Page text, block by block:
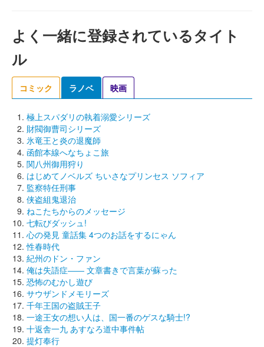
よく一緒に登録されているタイト
ル
コミック ラノベ 映画
極上スパダリの執着溺愛シリーズ
財閥御曹司シリーズ
氷竜王と炎の退魔師
函館本線へなちょこ旅
関八州御用狩り
はじめてノベルズ ちいさなプリンセス ソフィア
監察特任刑事
侠盗組鬼退治
ねこたちからのメッセージ
七転びダッシュ!
心の発見 童話集 4つのお話をするにゃん
性春時代
紀州のドン・ファン
俺は失語症―― 文章書きで言葉が蘇った
恐怖のむかし遊び
サウザンドメモリーズ
千年王国の盗賊王子
一途王女の想い人は、国一番のゲスな騎士!?
十返舎一九 あすなろ道中事件帖
提灯奉行